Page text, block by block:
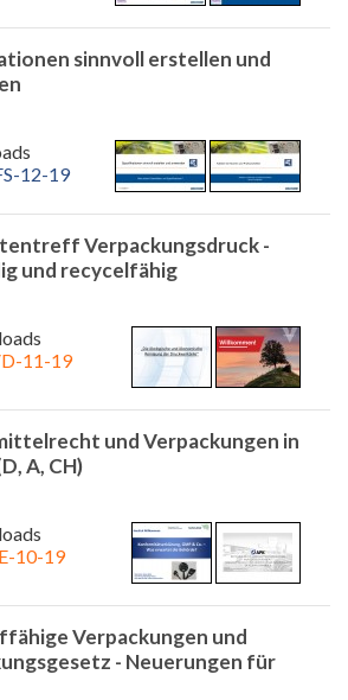
sinnvoll erstellen und
12-19
Verpackungsdruck -
und recycelfähig
11-19
und Verpackungen in
A, CH)
10-19
Verpackungen und
- Neuerungen für